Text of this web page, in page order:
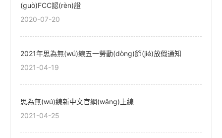
(guò)FCC認(rèn)證
2020-07-20
2021年思為無(wú)線五一勞動(dòng)節(jié)放假通知
2021-04-19
思為無(wú)線新中文官網(wǎng)上線
2021-04-25